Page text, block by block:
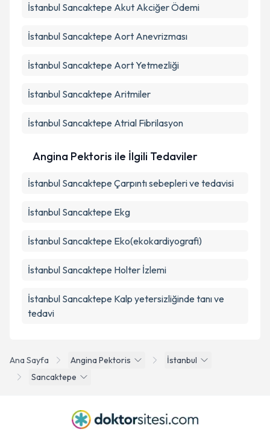
Ana Sayfa Angina Pektoris
İstanbul
Sancaktepe
İstanbul Sancaktepe Akut Akciğer Ödemi
İstanbul Sancaktepe Aort Anevrizması
İstanbul Sancaktepe Aort Yetmezliği
İstanbul Sancaktepe Aritmiler
İstanbul Sancaktepe Atrial Fibrilasyon
Angina Pektoris ile İlgili Tedaviler
İstanbul Sancaktepe Çarpıntı sebepleri ve tedavisi
İstanbul Sancaktepe Ekg
İstanbul Sancaktepe Eko(ekokardiyografi)
İstanbul Sancaktepe Holter İzlemi
İstanbul Sancaktepe Kalp yetersizliğinde tanı ve
tedavi